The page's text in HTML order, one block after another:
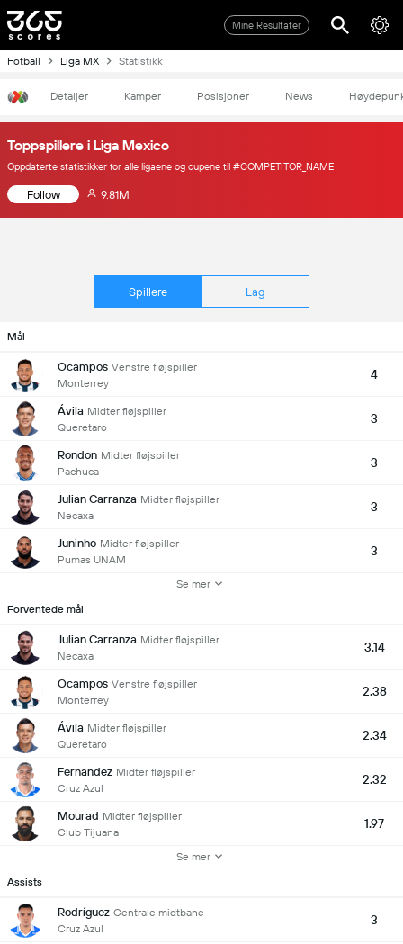
Mine Resultater
Fotball Liga MX Statistikk
Detaljer Kamper Posisjoner News
Toppspillere i Liga Mexico
Oppdaterte statistikker for alle ligaene og cupene til #COMPETITOR_NAME
Follow 9.81M
Spillere Lag
Mål
Ocampos Venstre fløjspiller
Monterrey
4
Ávila Midter fløjspiller
Queretaro
3
Rondon Midter fløjspiller
Pachuca
3
Julian Carranza Midter fløjspiller
Necaxa
3
Juninho Midter fløjspiller
Pumas UNAM
3
Se mer
Forventede mål
Julian Carranza Midter fløjspiller
Necaxa
3.14
Ocampos Venstre fløjspiller
Monterrey
2.38
Ávila Midter fløjspiller
Queretaro
2.34
Fernandez Midter fløjspiller
Cruz Azul
2.32
Mourad Midter fløjspiller
Club Tijuana
1.97
Se mer
Assists
Rodríguez Centrale midtbane
Cruz Azul
3